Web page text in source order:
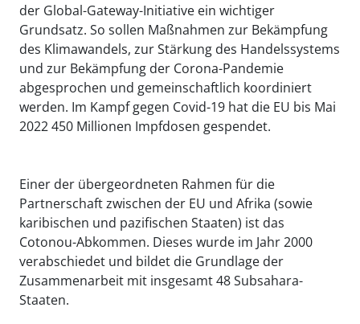
der Global-Gateway-Initiative ein wichtiger
Grundsatz. So sollen Maßnahmen zur Bekämpfung
des Klimawandels, zur Stärkung des Handelssystems
und zur Bekämpfung der Corona-Pandemie
abgesprochen und gemeinschaftlich koordiniert
werden. Im Kampf gegen Covid-19 hat die EU bis Mai
2022 450 Millionen Impfdosen gespendet.
Einer der übergeordneten Rahmen für die
Partnerschaft zwischen der EU und Afrika (sowie
karibischen und pazifischen Staaten) ist das
Cotonou-Abkommen. Dieses wurde im Jahr 2000
verabschiedet und bildet die Grundlage der
Zusammenarbeit mit insgesamt 48 Subsahara-
Staaten.